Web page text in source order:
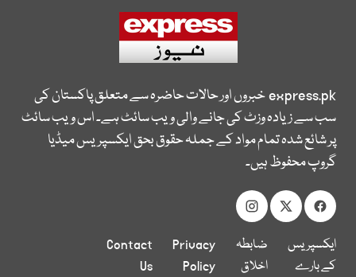
express.pkخبروں اور حالات حاضرہ سے متعلق پاکستان کی
سب سے زیادہ وزٹ کی جانے والی ویب سائٹ ہے۔ اس ویب سائٹ
پر شائع شدہ تمام مواد کے جملہ حقوق بحق ایکسپریس میڈیا
گروپ محفوظ ہیں۔
ایکسپریس
کے بارے
ضابطہ
اخلاق
Privacy
Policy
Contact
Us